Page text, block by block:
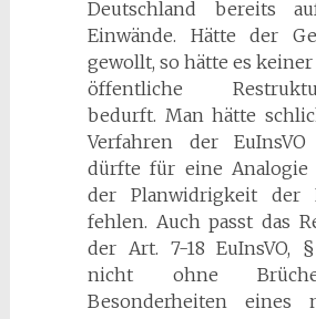
Deutschland bereits
Einwände. Hätte der
gewollt, so hätte es
öffentliche
bedurft. Man hätte
Verfahren der
dürfte für eine Analogie
der Planwidrigkeit der
fehlen. Auch passt das
der Art. 7-18 EuInsVO,
nicht ohne
Besonderheiten eines